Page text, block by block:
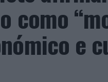
maior
Nuno Borges,
e Tiago Torres
dos wild cards após
como
e